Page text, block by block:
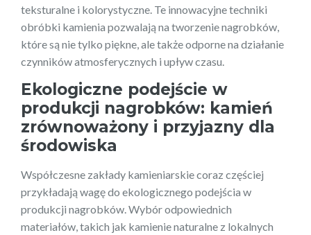
teksturalne i kolorystyczne. Te innowacyjne techniki
obróbki kamienia pozwalają na tworzenie nagrobków,
które są nie tylko piękne, ale także odporne na działanie
czynników atmosferycznych i upływ czasu.
Ekologiczne podejście w
produkcji nagrobków: kamień
zrównoważony i przyjazny dla
środowiska
Współczesne zakłady kamieniarskie coraz częściej
przykładają wagę do ekologicznego podejścia w
produkcji nagrobków. Wybór odpowiednich
materiałów, takich jak kamienie naturalne z lokalnych